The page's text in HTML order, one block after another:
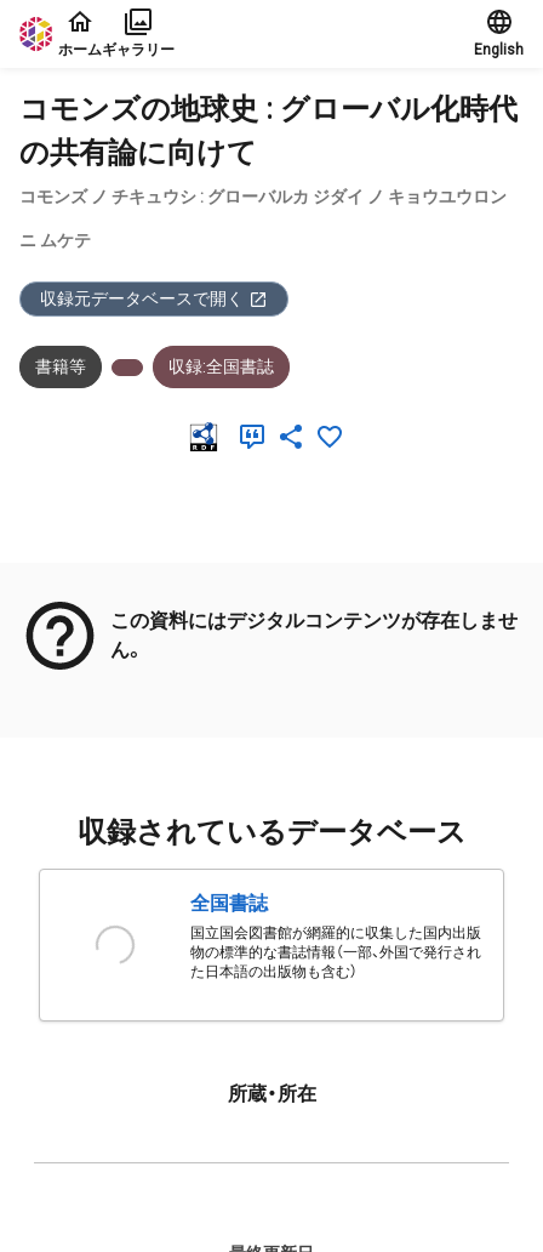
本文に飛ぶ
ホームギャラリー English
コモンズの地球史 : グローバル化時代
の共有論に向けて
コモンズ ノ チキュウシ : グローバルカ ジダイ ノ キョウユウロン
ニ ムケテ
収録元データベースで開く
書籍等 収録:全国書誌
この資料にはデジタルコンテンツが存在しませ
ん。
収録されているデータベース
全国書誌
国立国会図書館が網羅的に収集した国内出版
物の標準的な書誌情報（一部、外国で発行され
た日本語の出版物も含む）
所蔵・所在